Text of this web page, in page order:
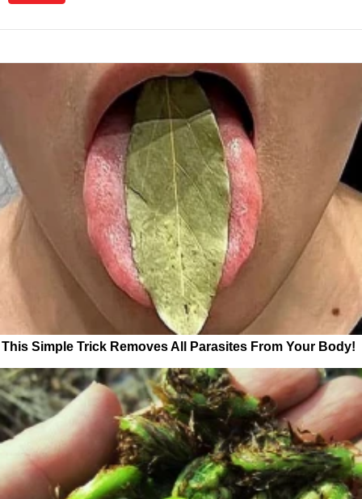
This Simple Trick Removes All Parasites From Your Body!